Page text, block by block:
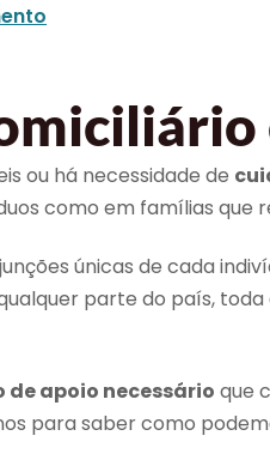
ou há necessidade de
como em famílias que
únicas de cada
parte do país,
apoio necessário que
para saber como